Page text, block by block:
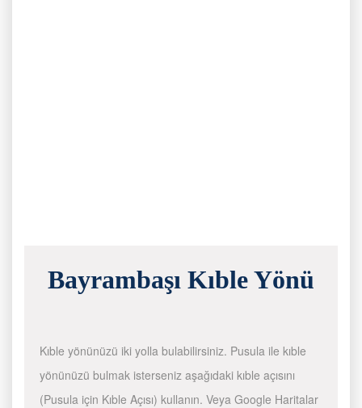
Bayrambaşı Kıble Yönü
Kıble yönünüzü iki yolla bulabilirsiniz. Pusula ile kıble
yönünüzü bulmak isterseniz aşağıdaki kıble açısını
(Pusula için Kıble Açısı) kullanın. Veya Google Haritalar